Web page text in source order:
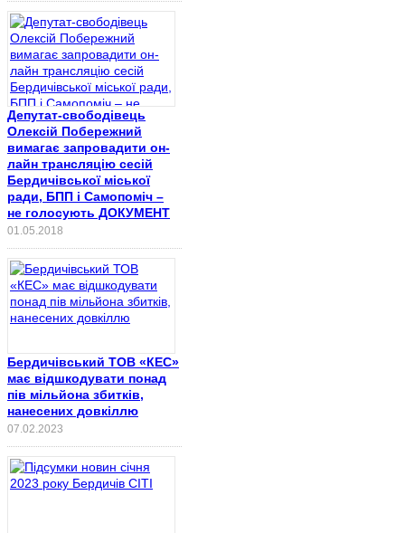
Депутат-свободівець
Олексій Побережний
вимагає запровадити он-
лайн трансляцію сесій
Бердичівської міської
ради, БПП і Самопоміч –
не голосують ДОКУМЕНТ
01.05.2018
Бердичівський ТОВ «КЕС»
має відшкодувати понад
пів мільйона збитків,
нанесених довкіллю
07.02.2023